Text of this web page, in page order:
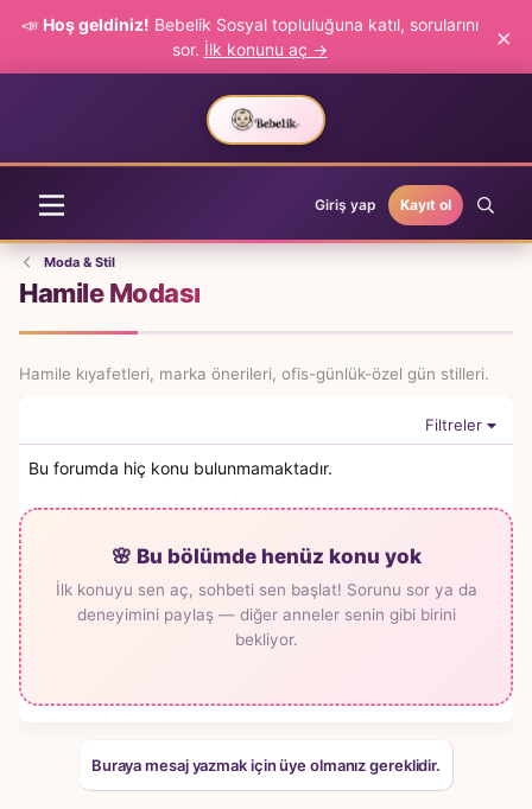
📣 Hoş geldiniz! Bebelik Sosyal topluluğuna katıl, sorularını
sor. İlk konunu aç → ×
Giriş yap Kayıt ol
Moda & Stil
Hamile Modası
Hamile kıyafetleri, marka önerileri, ofis-günlük-özel gün stilleri.
Filtreler
Bu forumda hiç konu bulunmamaktadır.
🌸 Bu bölümde henüz konu yok
İlk konuyu sen aç, sohbeti sen başlat! Sorunu sor ya da
deneyimini paylaş — diğer anneler senin gibi birini
bekliyor.
Buraya mesaj yazmak için üye olmanız gereklidir.